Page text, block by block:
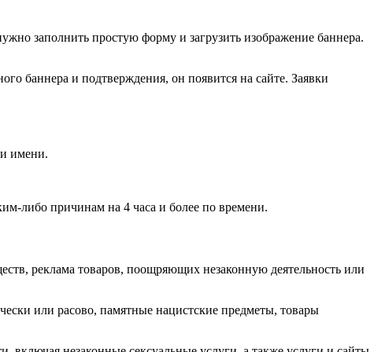
заполнить простую форму и загрузить изображение баннера.
баннера и подтверждения, он появится на сайте. Заявки
имени.
либо причинам на 4 часа и более по времени.
реклама товаров, поощряющих незаконную деятельность или
или расово, памятные нацистские предметы, товары